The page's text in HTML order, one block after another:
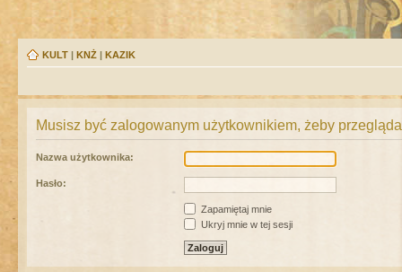
KULT | KNŻ | KAZIK
Musisz być zalogowanym użytkownikiem, żeby
Nazwa użytkownika:
Hasło:
Zapamiętaj mnie
Ukryj mnie w tej sesji